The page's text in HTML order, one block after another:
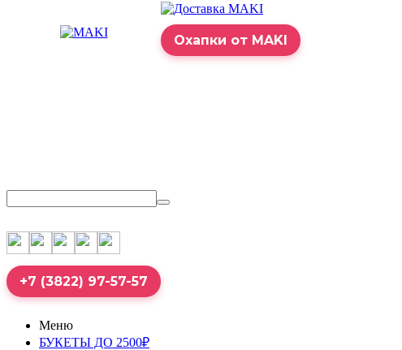
Охапки от MAKI
+7 (3822) 97-57-57
Меню
БУКЕТЫ ДО 2500₽